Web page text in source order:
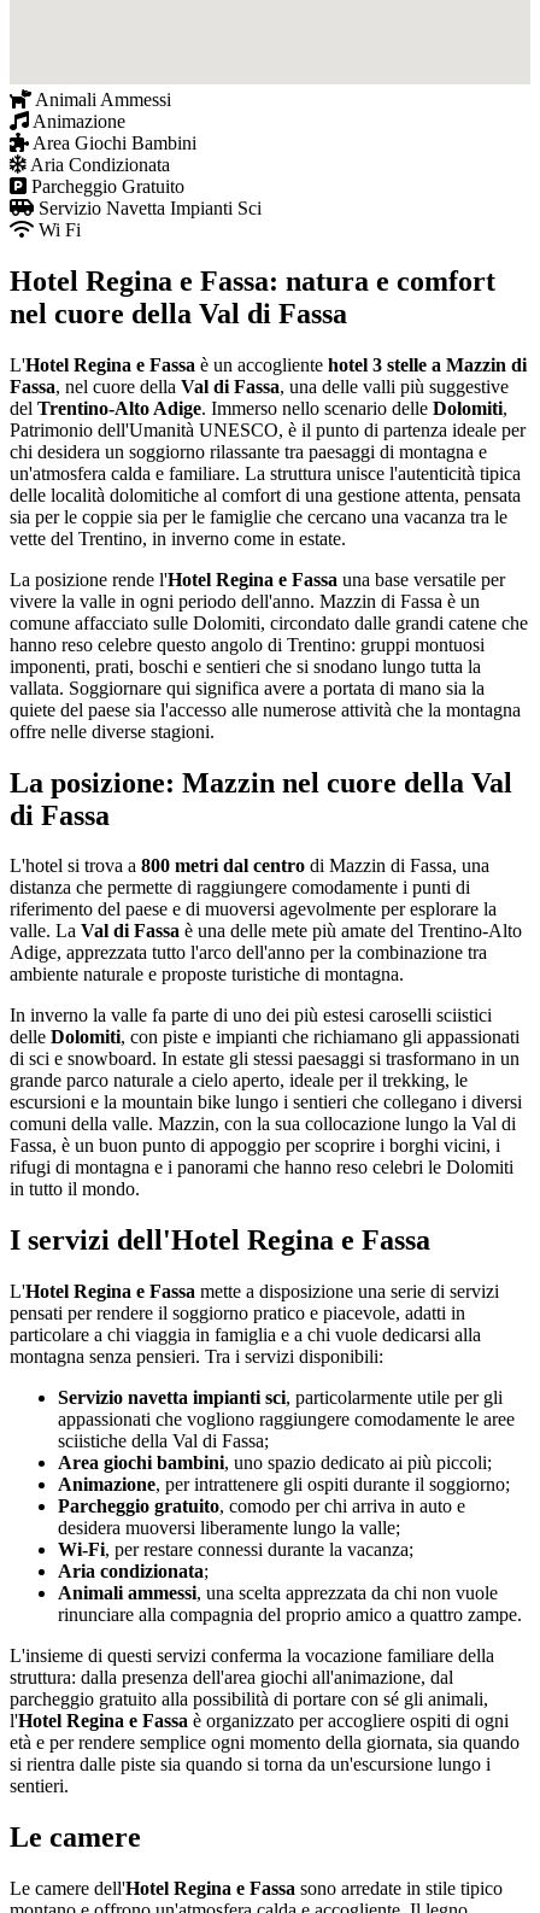
Animali Ammessi
Animazione
Area Giochi Bambini
Aria Condizionata
Parcheggio Gratuito
Servizio Navetta Impianti Sci
Wi Fi
Hotel Regina e Fassa: natura e comfort
nel cuore della Val di Fassa
L'Hotel Regina e Fassa è un accogliente hotel 3 stelle a Mazzin di
Fassa, nel cuore della Val di Fassa, una delle valli più suggestive
del Trentino-Alto Adige. Immerso nello scenario delle Dolomiti,
Patrimonio dell'Umanità UNESCO, è il punto di partenza ideale per
chi desidera un soggiorno rilassante tra paesaggi di montagna e
un'atmosfera calda e familiare. La struttura unisce l'autenticità tipica
delle località dolomitiche al comfort di una gestione attenta, pensata
sia per le coppie sia per le famiglie che cercano una vacanza tra le
vette del Trentino, in inverno come in estate.
La posizione rende l'Hotel Regina e Fassa una base versatile per
vivere la valle in ogni periodo dell'anno. Mazzin di Fassa è un
comune affacciato sulle Dolomiti, circondato dalle grandi catene che
hanno reso celebre questo angolo di Trentino: gruppi montuosi
imponenti, prati, boschi e sentieri che si snodano lungo tutta la
vallata. Soggiornare qui significa avere a portata di mano sia la
quiete del paese sia l'accesso alle numerose attività che la montagna
offre nelle diverse stagioni.
La posizione: Mazzin nel cuore della Val
di Fassa
L'hotel si trova a 800 metri dal centro di Mazzin di Fassa, una
distanza che permette di raggiungere comodamente i punti di
riferimento del paese e di muoversi agevolmente per esplorare la
valle. La Val di Fassa è una delle mete più amate del Trentino-Alto
Adige, apprezzata tutto l'arco dell'anno per la combinazione tra
ambiente naturale e proposte turistiche di montagna.
In inverno la valle fa parte di uno dei più estesi caroselli sciistici
delle Dolomiti, con piste e impianti che richiamano gli appassionati
di sci e snowboard. In estate gli stessi paesaggi si trasformano in un
grande parco naturale a cielo aperto, ideale per il trekking, le
escursioni e la mountain bike lungo i sentieri che collegano i diversi
comuni della valle. Mazzin, con la sua collocazione lungo la Val di
Fassa, è un buon punto di appoggio per scoprire i borghi vicini, i
rifugi di montagna e i panorami che hanno reso celebri le Dolomiti
in tutto il mondo.
I servizi dell'Hotel Regina e Fassa
L'Hotel Regina e Fassa mette a disposizione una serie di servizi
pensati per rendere il soggiorno pratico e piacevole, adatti in
particolare a chi viaggia in famiglia e a chi vuole dedicarsi alla
montagna senza pensieri. Tra i servizi disponibili:
Servizio navetta impianti sci, particolarmente utile per gli
appassionati che vogliono raggiungere comodamente le aree
sciistiche della Val di Fassa;
Area giochi bambini, uno spazio dedicato ai più piccoli;
Animazione, per intrattenere gli ospiti durante il soggiorno;
Parcheggio gratuito, comodo per chi arriva in auto e
desidera muoversi liberamente lungo la valle;
Wi-Fi, per restare connessi durante la vacanza;
Aria condizionata;
Animali ammessi, una scelta apprezzata da chi non vuole
rinunciare alla compagnia del proprio amico a quattro zampe.
L'insieme di questi servizi conferma la vocazione familiare della
struttura: dalla presenza dell'area giochi all'animazione, dal
parcheggio gratuito alla possibilità di portare con sé gli animali,
l'Hotel Regina e Fassa è organizzato per accogliere ospiti di ogni
età e per rendere semplice ogni momento della giornata, sia quando
si rientra dalle piste sia quando si torna da un'escursione lungo i
sentieri.
Le camere
Le camere dell'Hotel Regina e Fassa sono arredate in stile tipico